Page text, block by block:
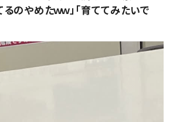
るのやめたｗｗ」「育ててみたいで